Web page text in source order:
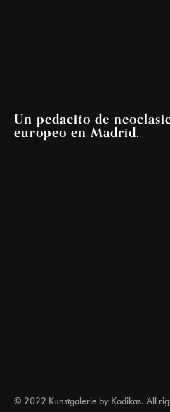
Un pedacito de
europeo en Madrid.
© 2022 Kunstgalerie by Kodikas. All